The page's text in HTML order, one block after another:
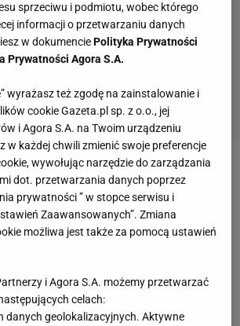
świetną siatkówkę".
po zwycięstwie z ZAKSĄ
poniedziałkowego spotkania
byli liderami tabeli, mając
sprzeciwu i podmiotu, wobec którego
informacji o przetwarzaniu danych
w dokumenciePolityka Prywatności
Prywatności Agora S.A.
wyrażasz też zgodę na zainstalowanie i
cookie Gazeta.pl sp. z o.o., jej
i Agora S.A. na Twoim urządzeniu
w każdej chwili zmienić swoje preferencje
wywołując narzędzie do zarządzania
dot. przetwarzania danych poprzez
prywatności ” w stopce serwisu i
Zaawansowanych”. Zmiana
możliwa jest także za pomocą ustawień
i Agora S.A. możemy przetwarzać
celach:
danych geolokalizacyjnych. Aktywne